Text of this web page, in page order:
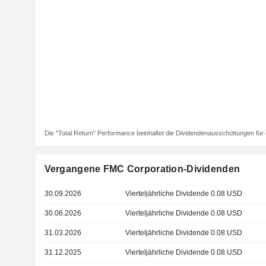
Die "Total Return" Performance beinhaltet die Dividendenausschüttungen
Vergangene FMC Corporation-Dividenden
30.09.2026 Vierteljährliche Dividende 0.08 USD
30.06.2026 Vierteljährliche Dividende 0.08 USD
31.03.2026 Vierteljährliche Dividende 0.08 USD
31.12.2025 Vierteljährliche Dividende 0.08 USD